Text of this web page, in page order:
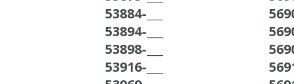
53884-___
53894-___
53898-___
53916-___